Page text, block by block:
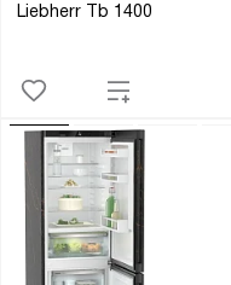
Liebherr Tb 1400